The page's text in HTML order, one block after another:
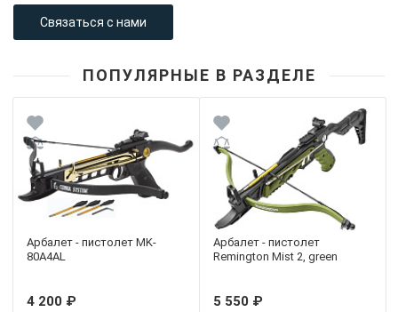
Связаться с нами
ПОПУЛЯРНЫЕ В РАЗДЕЛЕ
Арбалет - пистолет MK-
80A4AL
4 200 ₽
Арбалет - пистолет
Remington Mist 2, green
5 550 ₽